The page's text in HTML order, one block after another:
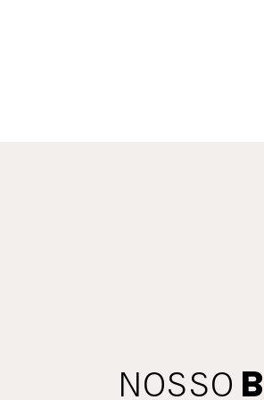
NOSSO